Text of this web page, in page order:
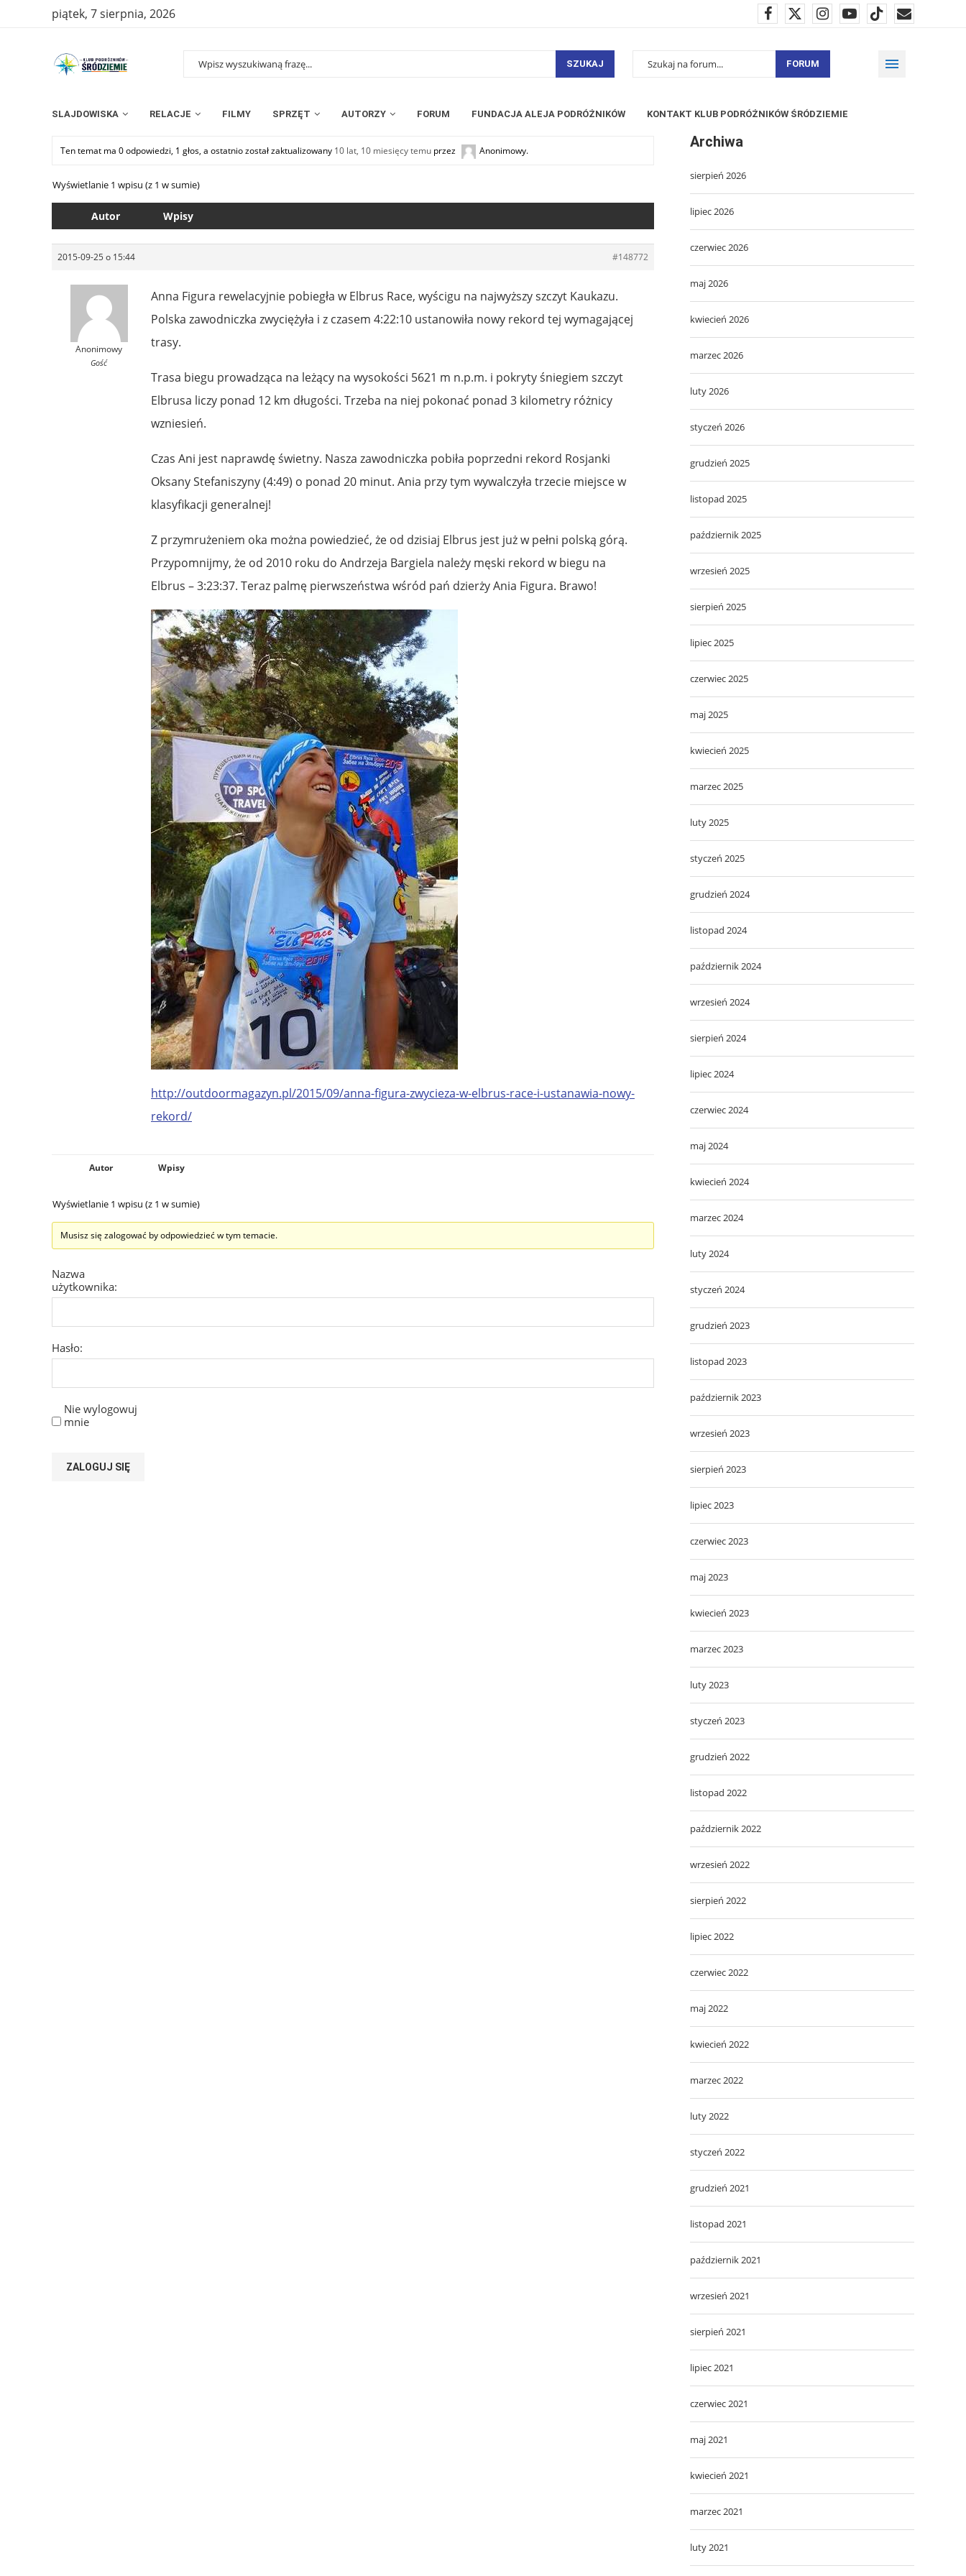
piątek, 7 sierpnia, 2026
SZUKAJ FORUM
SLAJDOWISKA RELACJE FILMY SPRZĘT AUTORZY FORUM FUNDACJA ALEJA PODRÓŻNIKÓW KONTAKT KLUB PODRÓŻNIKÓW ŚRÓDZIEMIE
Ten temat ma 0 odpowiedzi, 1 głos, a ostatnio został zaktualizowany 10 lat, 10 miesięcy temu przez Anonimowy.
Wyświetlanie 1 wpisu (z 1 w sumie)
Autor Wpisy
2015-09-25 o 15:44 #148772
Anonimowy
Gość
Anna Figura rewelacyjnie pobiegła w Elbrus Race, wyścigu na najwyższy szczyt Kaukazu.
Polska zawodniczka zwyciężyła i z czasem 4:22:10 ustanowiła nowy rekord tej wymagającej
trasy.
Trasa biegu prowadząca na leżący na wysokości 5621 m n.p.m. i pokryty śniegiem szczyt
Elbrusa liczy ponad 12 km długości. Trzeba na niej pokonać ponad 3 kilometry różnicy
wzniesień.
Czas Ani jest naprawdę świetny. Nasza zawodniczka pobiła poprzedni rekord Rosjanki
Oksany Stefaniszyny (4:49) o ponad 20 minut. Ania przy tym wywalczyła trzecie miejsce w
klasyfikacji generalnej!
Z przymrużeniem oka można powiedzieć, że od dzisiaj Elbrus jest już w pełni polską górą.
Przypomnijmy, że od 2010 roku do Andrzeja Bargiela należy męski rekord w biegu na
Elbrus – 3:23:37. Teraz palmę pierwszeństwa wśród pań dzierży Ania Figura. Brawo!
http://outdoormagazyn.pl/2015/09/anna-figura-zwycieza-w-elbrus-race-i-ustanawia-nowy-
rekord/
Autor Wpisy
Wyświetlanie 1 wpisu (z 1 w sumie)
Musisz się zalogować by odpowiedzieć w tym temacie.
Nazwa
użytkownika:
Hasło:
Nie wylogowuj
mnie
ZALOGUJ SIĘ
Archiwa
sierpień 2026
lipiec 2026
czerwiec 2026
maj 2026
kwiecień 2026
marzec 2026
luty 2026
styczeń 2026
grudzień 2025
listopad 2025
październik 2025
wrzesień 2025
sierpień 2025
lipiec 2025
czerwiec 2025
maj 2025
kwiecień 2025
marzec 2025
luty 2025
styczeń 2025
grudzień 2024
listopad 2024
październik 2024
wrzesień 2024
sierpień 2024
lipiec 2024
czerwiec 2024
maj 2024
kwiecień 2024
marzec 2024
luty 2024
styczeń 2024
grudzień 2023
listopad 2023
październik 2023
wrzesień 2023
sierpień 2023
lipiec 2023
czerwiec 2023
maj 2023
kwiecień 2023
marzec 2023
luty 2023
styczeń 2023
grudzień 2022
listopad 2022
październik 2022
wrzesień 2022
sierpień 2022
lipiec 2022
czerwiec 2022
maj 2022
kwiecień 2022
marzec 2022
luty 2022
styczeń 2022
grudzień 2021
listopad 2021
październik 2021
wrzesień 2021
sierpień 2021
lipiec 2021
czerwiec 2021
maj 2021
kwiecień 2021
marzec 2021
luty 2021